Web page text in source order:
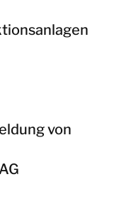
von